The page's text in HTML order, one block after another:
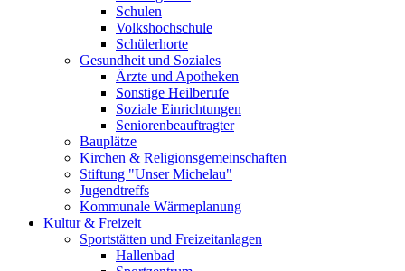
Schulen
Volkshochschule
Schülerhorte
Gesundheit und Soziales
Ärzte und Apotheken
Sonstige Heilberufe
Soziale Einrichtungen
Seniorenbeauftragter
Bauplätze
Kirchen & Religionsgemeinschaften
Stiftung "Unser Michelau"
Jugendtreffs
Kommunale Wärmeplanung
Kultur & Freizeit
Sportstätten und Freizeitanlagen
Hallenbad